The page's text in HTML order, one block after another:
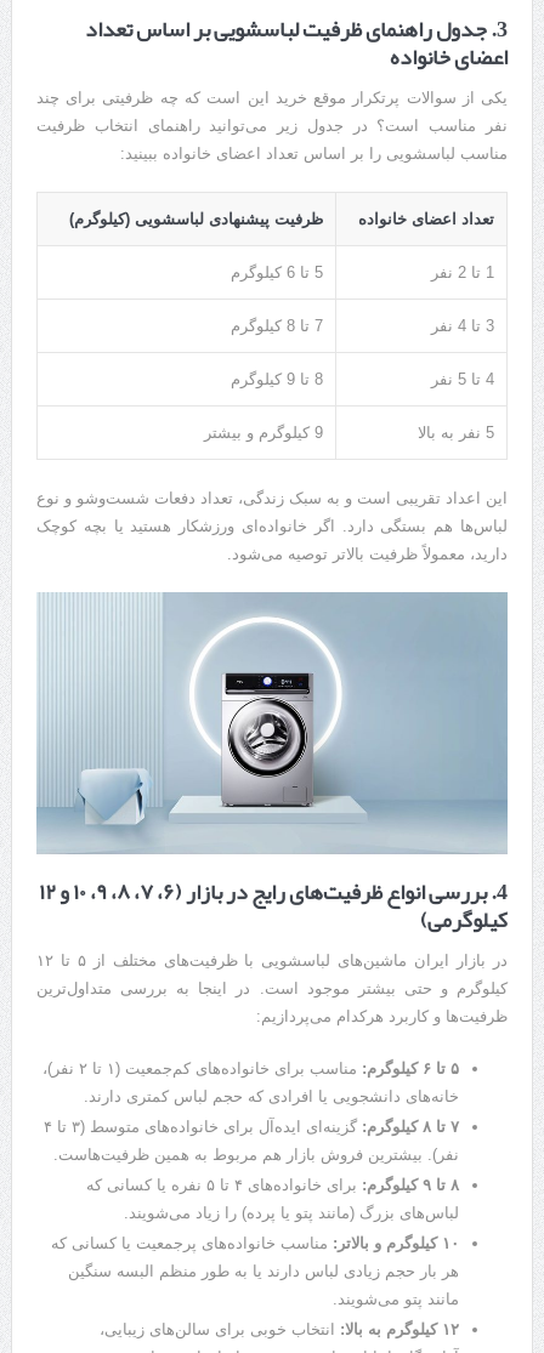
3. جدول راهنمای ظرفیت لباسشویی بر اساس تعداد
اعضای خانواده
یکی از سوالات پرتکرار موقع خرید این است که چه ظرفیتی برای چند
نفر مناسب است؟ در جدول زیر می‌توانید راهنمای انتخاب ظرفیت
مناسب لباسشویی را بر اساس تعداد اعضای خانواده ببینید:
تعداد اعضای خانواده ظرفیت پیشنهادی لباسشویی (کیلوگرم)
1 تا 2 نفر 5 تا 6 کیلوگرم
3 تا 4 نفر 7 تا 8 کیلوگرم
4 تا 5 نفر 8 تا 9 کیلوگرم
5 نفر به بالا 9 کیلوگرم و بیشتر
این اعداد تقریبی است و به سبک زندگی، تعداد دفعات شست‌وشو و نوع
لباس‌ها هم بستگی دارد. اگر خانواده‌ای ورزشکار هستید یا بچه کوچک
دارید، معمولاً ظرفیت بالاتر توصیه می‌شود.
4. بررسی انواع ظرفیت‌های رایج در بازار (۶، ۷، ۸، ۹، ۱۰ و ۱۲
کیلوگرمی)
در بازار ایران ماشین‌های لباسشویی با ظرفیت‌های مختلف از ۵ تا ۱۲
کیلوگرم و حتی بیشتر موجود است. در اینجا به بررسی متداول‌ترین
ظرفیت‌ها و کاربرد هرکدام می‌پردازیم:
۵ تا ۶ کیلوگرم:
مناسب برای خانواده‌های کم‌جمعیت (۱ تا ۲ نفر)،
خانه‌های دانشجویی یا افرادی که حجم لباس کمتری دارند.
۷ تا ۸ کیلوگرم:
گزینه‌ای ایده‌آل برای خانواده‌های متوسط (۳ تا ۴
نفر). بیشترین فروش بازار هم مربوط به همین ظرفیت‌هاست.
۸ تا ۹ کیلوگرم:
برای خانواده‌های ۴ تا ۵ نفره یا کسانی که
لباس‌های بزرگ (مانند پتو یا پرده) را زیاد می‌شویند.
۱۰ کیلوگرم و بالاتر:
مناسب خانواده‌های پرجمعیت یا کسانی که
هر بار حجم زیادی لباس دارند یا به طور منظم البسه سنگین
مانند پتو می‌شویند.
۱۲ کیلوگرم به بالا:
انتخاب خوبی برای سالن‌های زیبایی،